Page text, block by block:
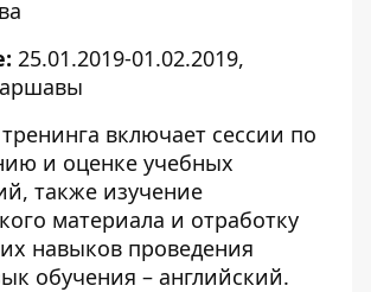
25.01.2019-01.02.2019,
включает сессии по
и оценке учебных
также изучение
материала и отработку
навыков проведения
обучения – английский.